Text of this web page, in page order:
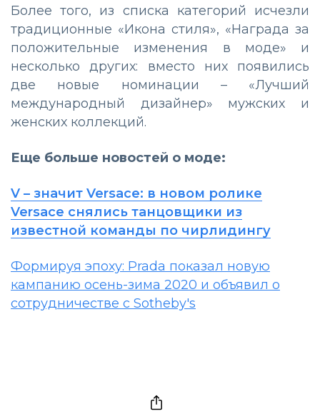
Более того, из списка категорий исчезли
традиционные «Икона стиля», «Награда за
положительные изменения в моде» и
несколько других: вместо них появились
две новые номинации – «Лучший
международный дизайнер» мужских и
женских коллекций.
Еще больше новостей о моде:
V – значит Versace: в новом ролике
Versace снялись танцовщики из
известной команды по чирлидингу
Формируя эпоху: Prada показал новую
кампанию осень-зима 2020 и объявил о
сотрудничестве с Sotheby's